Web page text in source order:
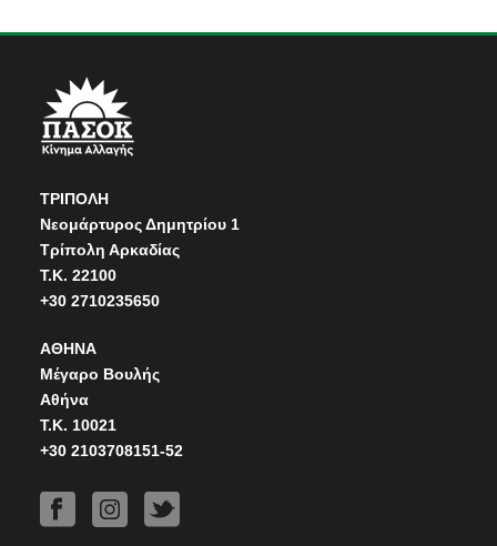
ΤΡΙΠΟΛΗ
Νεομάρτυρος Δημητρίου 1
Τρίπολη Αρκαδίας
Τ.Κ. 22100
+30 2710235650
ΑΘΗΝΑ
Μέγαρο Βουλής
Αθήνα
Τ.Κ. 10021
+30 2103708151-52